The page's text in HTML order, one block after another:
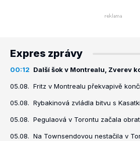
Expres zprávy
00:12 Další šok v Montrealu, Zverev
05.08. Fritz v Montrealu překvapivě
05.08. Rybakinová zvládla bitvu s
05.08. Pegulaová v Torontu začala
05.08. Na Townsendovou nestačila v